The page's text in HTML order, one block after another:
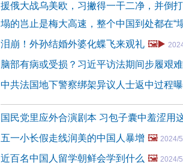
援俄大战乌美欧，习撇得一干二净，并倒
塌的岂止是梅大高速，整个中国到处都在“塌
泪崩！外孙结婚外婆化蝶飞来观礼 🖼️▶️
脑部有病或受损？习近平访法期间步履艰难
中共法国地下警察绑架异议人士返中过程
国民党里应外合演剧本 习包子囊中羞涩用
五一小长假走线润美的中国人暴增 🖼️ 2024/
近百名中国人留学朝鲜会学到什么 🖼️ 2024/